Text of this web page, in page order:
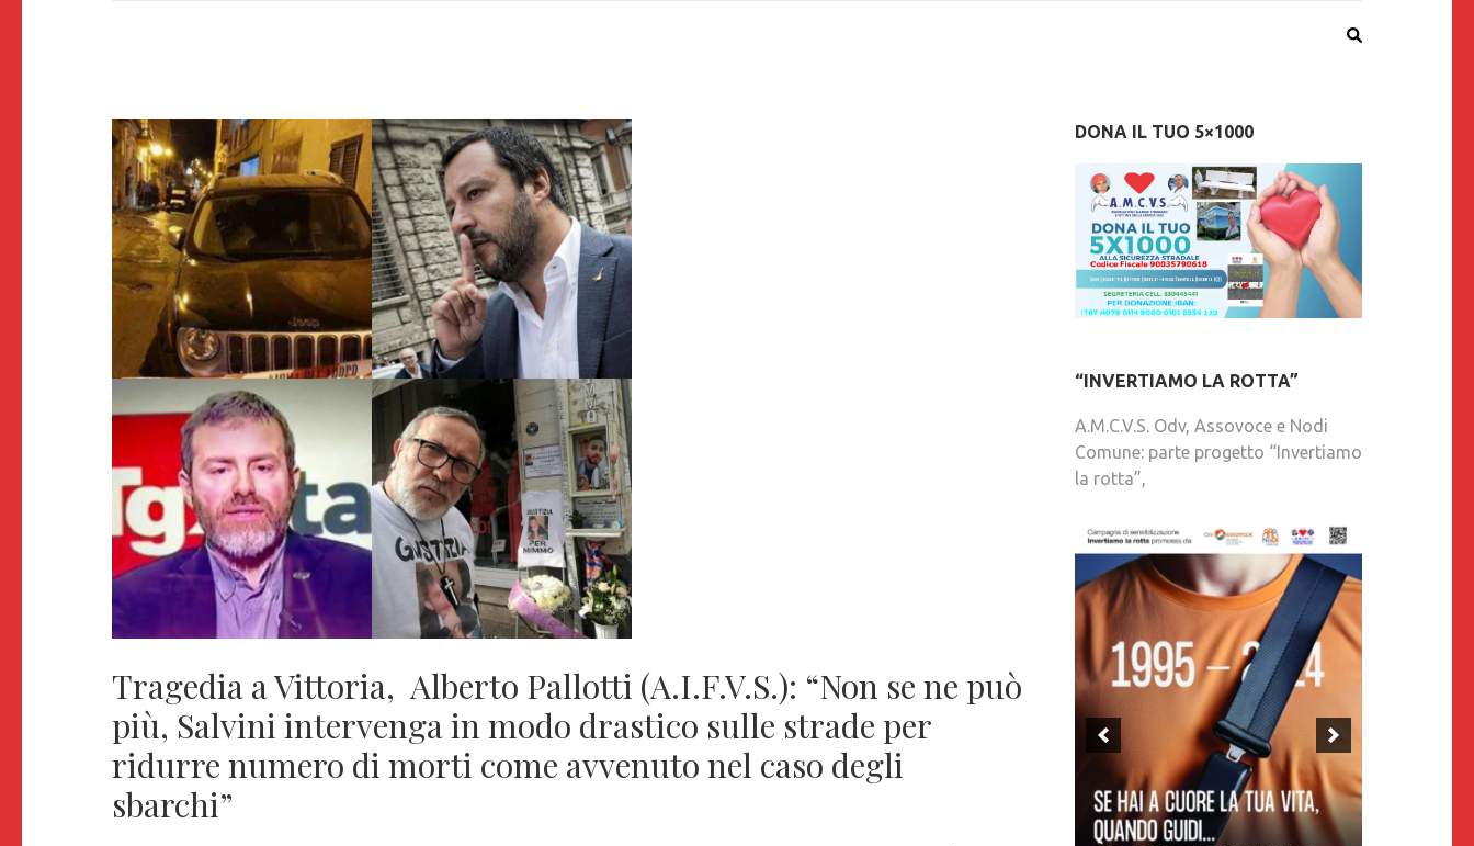
Tragedia a Vittoria, Alberto Pallotti (A.I.F.V.S.): “Non se ne può
più, Salvini intervenga in modo drastico sulle strade per
ridurre numero di morti come avvenuto nel caso degli
sbarchi”
DONA IL TUO 5×1000
“INVERTIAMO LA ROTTA”
A.M.C.V.S. Odv, Assovoce e Nodi
Comune: parte progetto “Invertiamo
la rotta”,